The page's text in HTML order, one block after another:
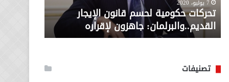
لإقراره
7 يوليو، 2020
تحركات حكومية لحسم قانون الإيجار
القديم..والبرلمان: جاهزون لإقراره
من
وزارة
الاجتماعي
تصنيفات